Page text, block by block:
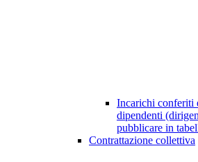
Incarichi conferiti
dipendenti
pubblicare in
Contrattazione collettiva